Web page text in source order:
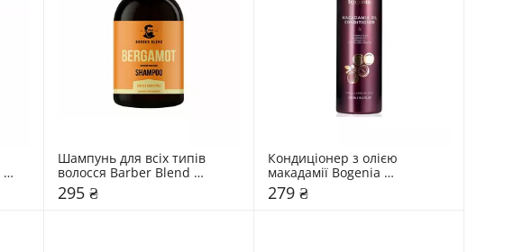
Шампунь для всіх типів
волосся Barber Blend
Bergamot
295 ₴
Кондиціонер з олією
макадамії Bogenia
Macadamia Oil
279 ₴